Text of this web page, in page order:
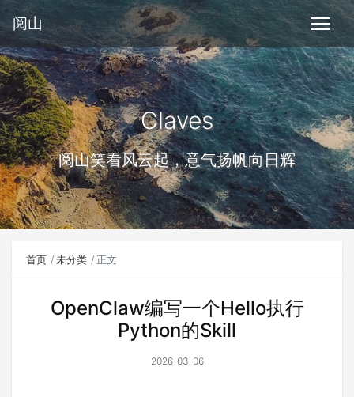
阅山
Claves
阅山笑看风云起，意气扬帆向日辉
首页 未分类 正文
OpenClaw编写一个Hello执行
Python的Skill
2026-03-06